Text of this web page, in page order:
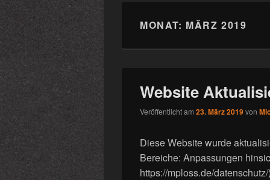
MONAT: MÄRZ 2019
Website
Veröffentlicht am 23. März 2019von
Diese Website wurde
Bereiche: Anpassungen
https://mploss.de/